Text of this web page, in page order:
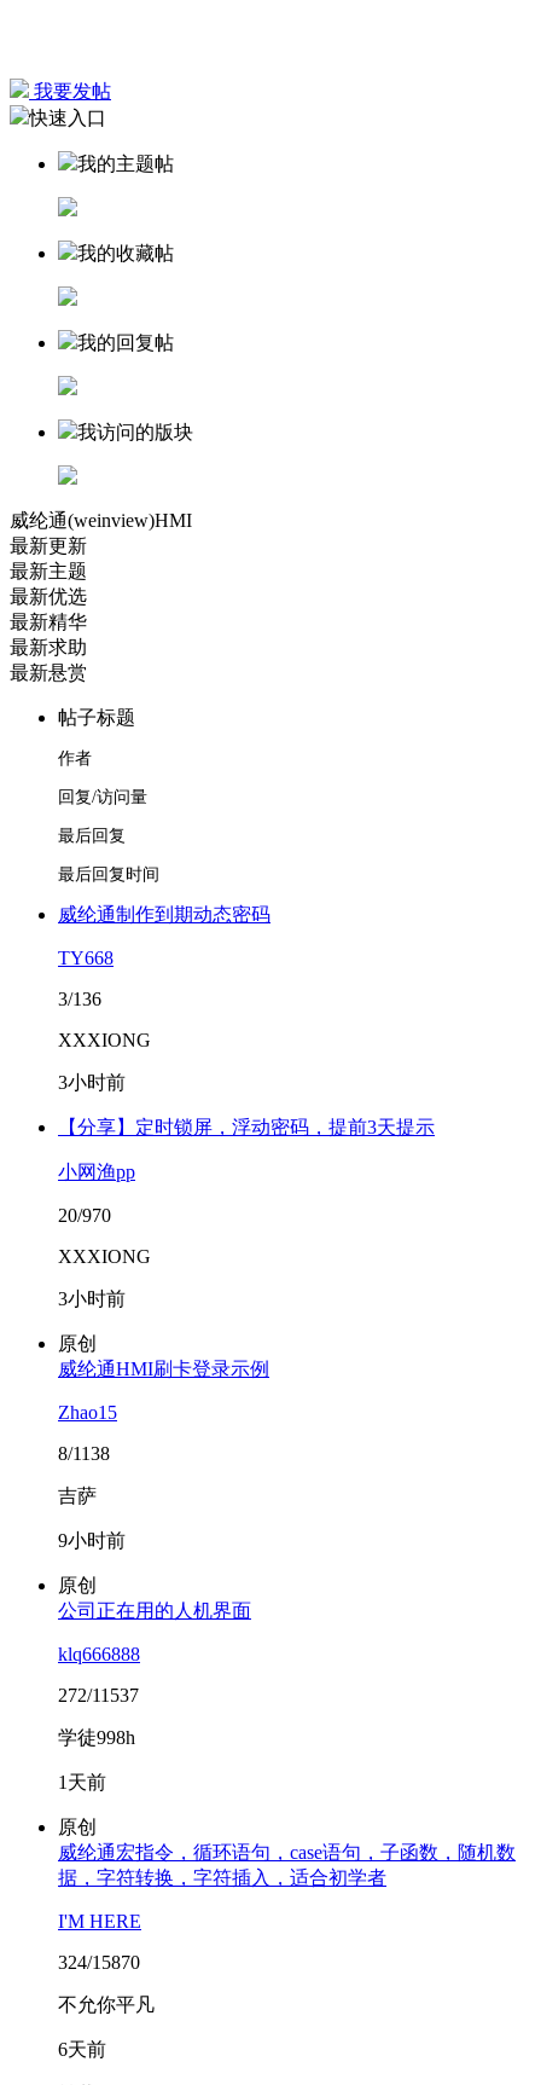
我要发帖
快速入口
我的主题帖
我的收藏帖
我的回复帖
我访问的版块
威纶通(weinview)HMI
最新更新
最新主题
最新优选
最新精华
最新求助
最新悬赏
帖子标题
作者
回复/访问量
最后回复
最后回复时间
威纶通制作到期动态密码
TY668
3/136
XXXIONG
3小时前
【分享】定时锁屏，浮动密码，提前3天提示
小网渔pp
20/970
XXXIONG
3小时前
原创
威纶通HMI刷卡登录示例
Zhao15
8/1138
吉萨
9小时前
原创
公司正在用的人机界面
klq666888
272/11537
学徒998h
1天前
原创
威纶通宏指令，循环语句，case语句，子函数，随机数
据，字符转换，字符插入，适合初学者
I'M HERE
324/15870
不允你平凡
6天前